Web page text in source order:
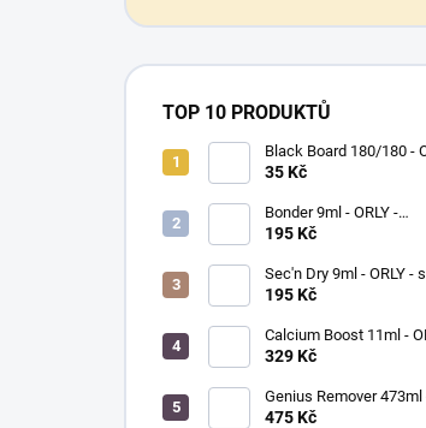
TOP 10 PRODUKTŮ
Black Board 180/180 -
pilník na nehty
35 Kč
Bonder 9ml - ORLY -
podkladový lak na nehty
195 Kč
Sec'n Dry 9ml - ORLY -
laku na nehty
195 Kč
Calcium Boost 11ml -
BREATHABLE -
329 Kč
Genius Remover 473ml -
- víceúčelový odlakovač
475 Kč